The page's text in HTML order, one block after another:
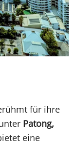
für ihre
Patong,
eine